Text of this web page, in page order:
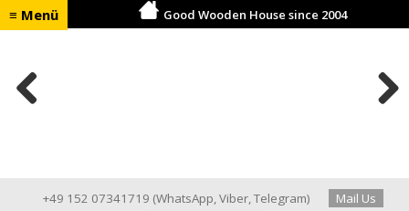
≡ Menü Good Wooden House since 2004
+49 152 07341719 (WhatsApp,Viber,Telegram)
Mail Us